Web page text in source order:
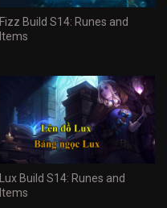
Fizz Build S14: Runes and
Items
Lux Build S14: Runes and
Items